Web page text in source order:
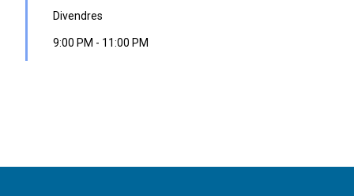
Divendres
9:00 PM - 11:00 PM